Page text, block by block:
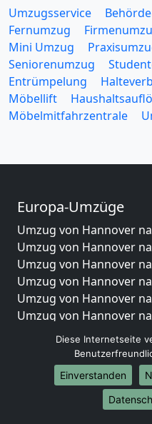
Umzugsservice
Fernumzug
Mini Umzug
Seniorenumzug
Entrümpelung
Möbellift
Möbelmitfahrzentrale
Europa-Umzüge
Umzug von Hannover
Umzug von Hannover
Umzug von Hannover
Umzug von Hannover
Umzug von Hannover
Umzug von Hannover
Umzug von Hannover
und Herzegowina
Umzug von Hannover
Umzug von Hannover
Umzug von Hannover
Diese Internetseite
Einverstanden